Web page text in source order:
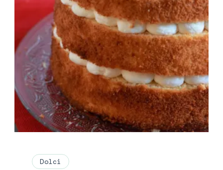
Dolci